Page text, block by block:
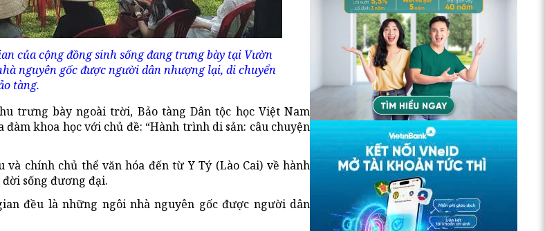
của cộng đồng sinh sống đang trưng bày tại Vườn
nguyên gốc được người dân nhượng lại, di chuyển
tàng.
trưng bày ngoài trời, Bảo tàng Dân tộc học Việt Nam
khoa học với chủ đề: “Hành trình di sản: câu chuyện
chính chủ thể văn hóa đến từ Y Tý (Lào Cai) về hành
sống đương đại.
đều là những ngôi nhà nguyên gốc được người dân